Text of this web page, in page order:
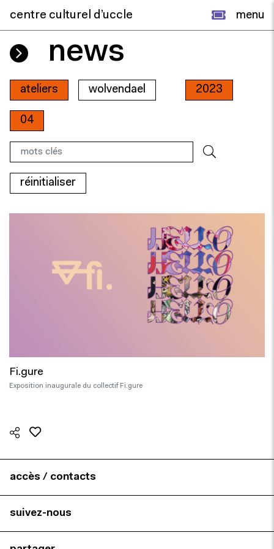
centre culturel d’uccle menu
news
ateliers wolvendael 2023
04
réinitialiser
Fi.gure
Exposition inaugurale du collectif Fi.gure
accès / contacts
suivez-nous